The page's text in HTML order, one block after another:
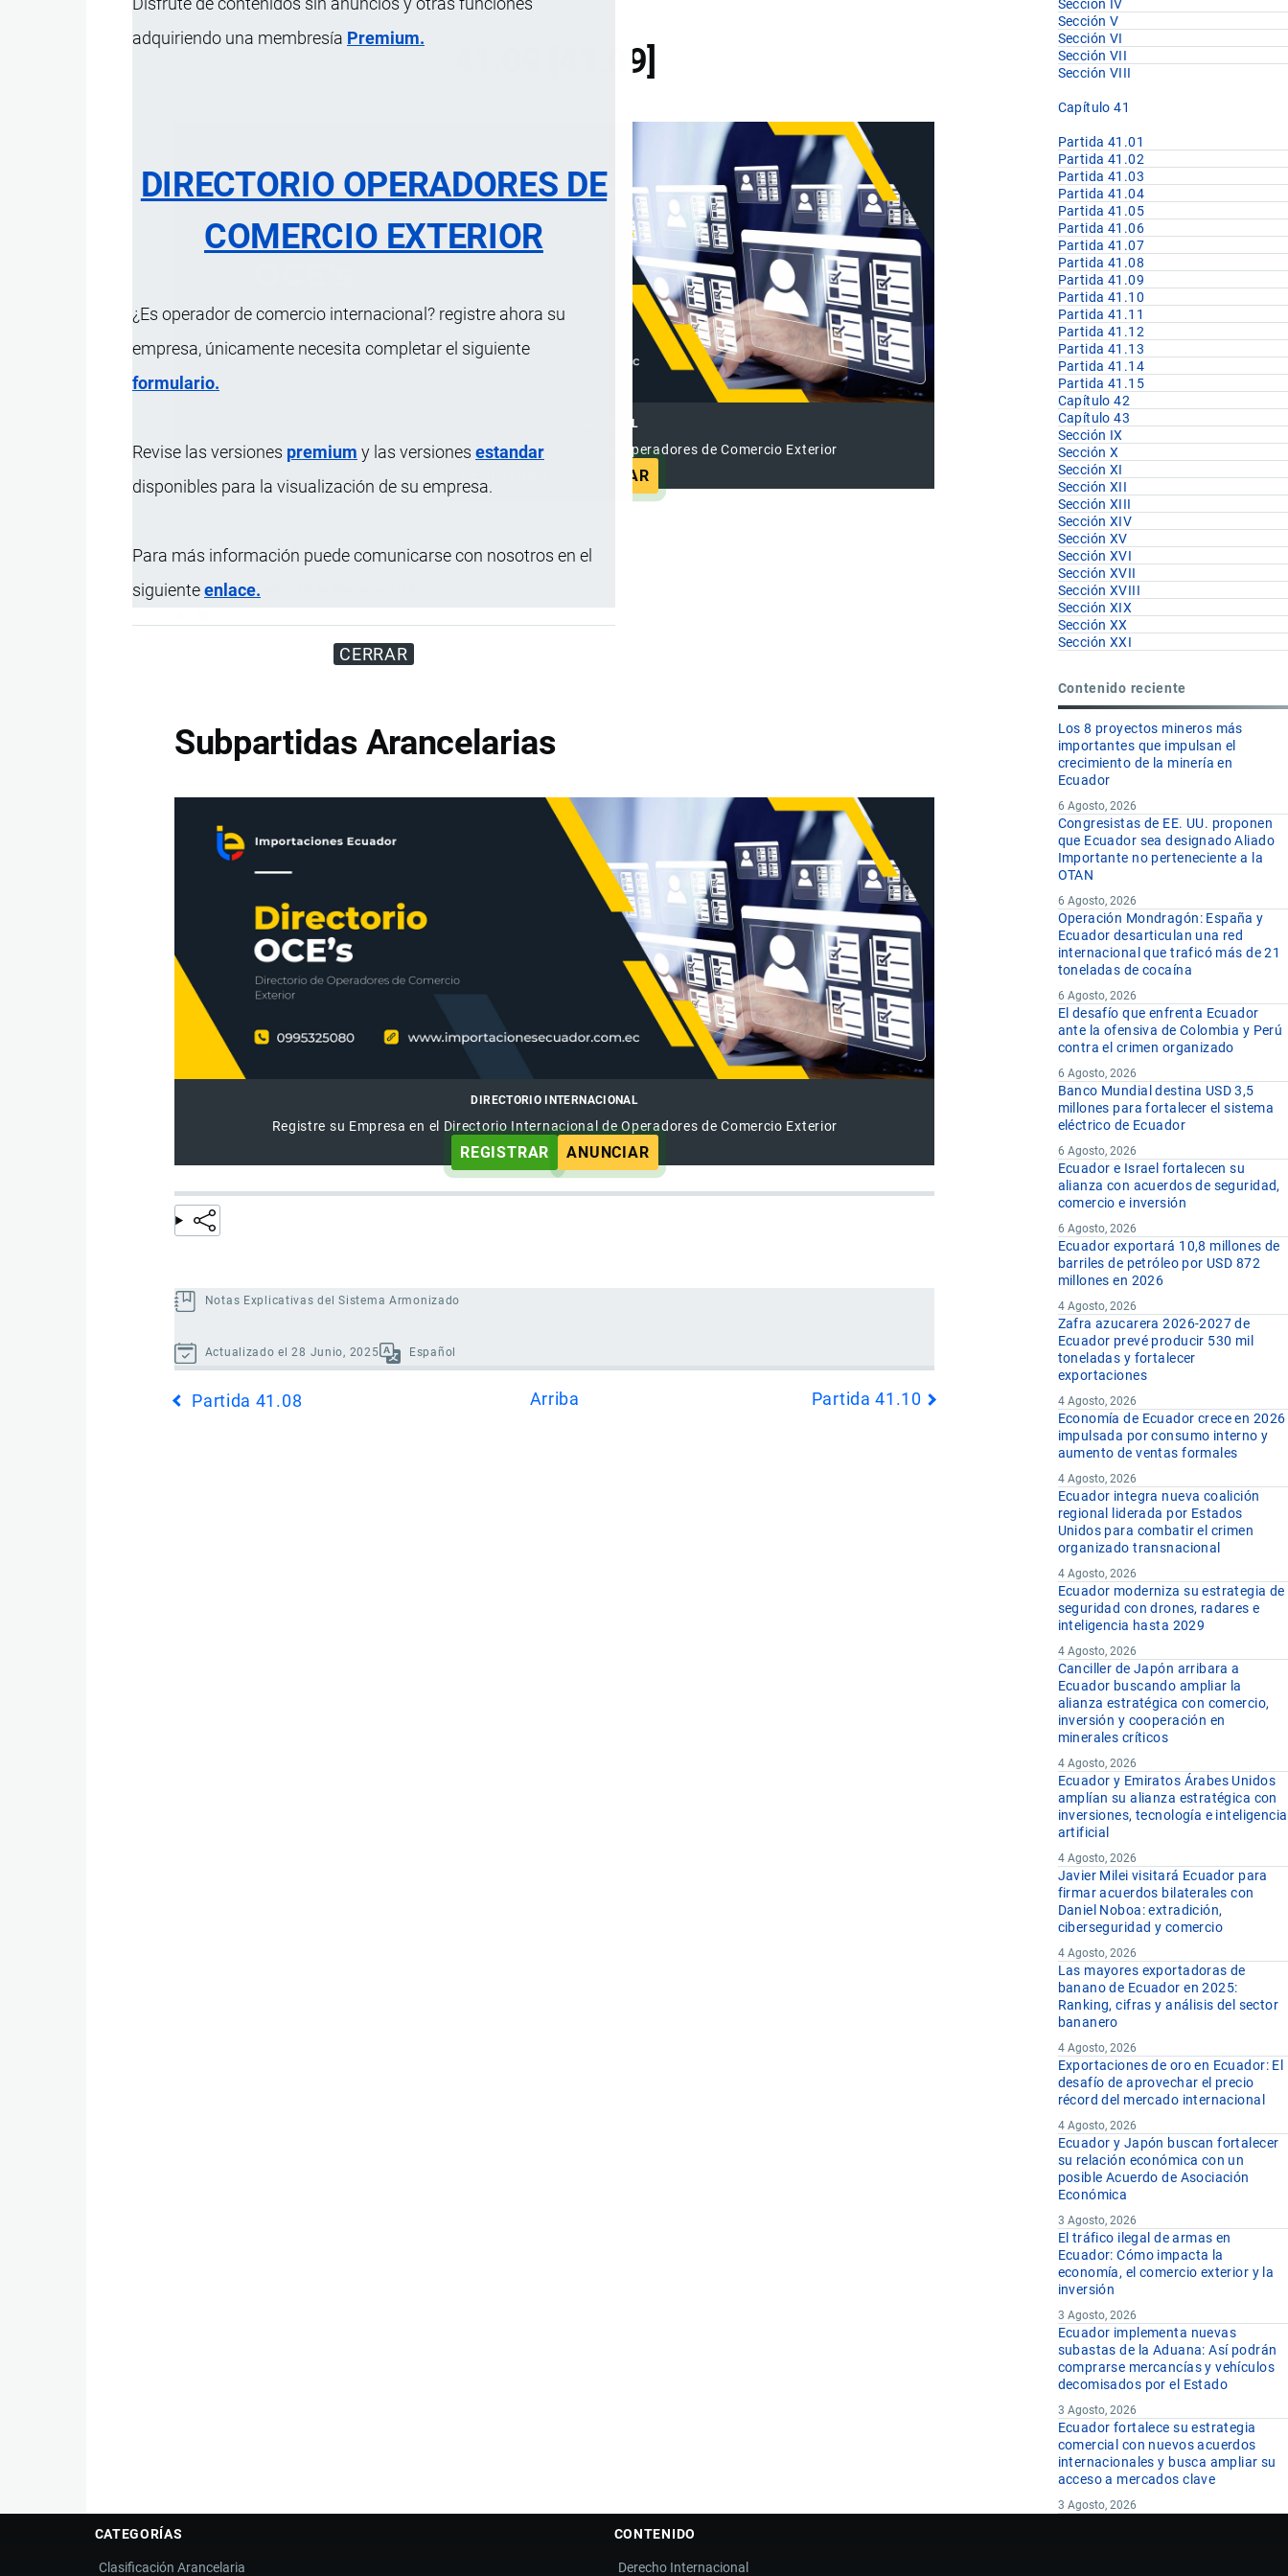
adquiriendo una membresía Premium.
DIRECTORIO OPERADORES DE
COMERCIO EXTERIOR
¿Es operador de comercio internacional? registre ahora su
empresa, únicamente necesita completar el siguiente
formulario.
Revise las versiones premium y las versiones estandar
disponibles para la visualización de su empresa.
Para más información puede comunicarse con nosotros en el
siguienteenlace.
CERRAR
41.09 [41.09]
DIRECTORIO INTERNACIONAL
Registre su Empresa en el Directorio Internacional de Operadores de Comercio Exterior
ANUNCIAR
CódigoDesignación de la Mercancía
Subpartidas Arancelarias
DIRECTORIO INTERNACIONAL
Registre su Empresa en el Directorio Internacional de Operadores de Comercio Exterior
REGISTRAR ANUNCIAR
Notas Explicativas del Sistema Armonizado
Actualizado el 28 Junio, 2025 Español
transversales
Partida 41.08 Arriba Partida 41.10
Sección IV
Sección V
Sección VI
Sección VII
Sección VIII
Capítulo 41
Partida 41.01
Partida 41.02
Partida 41.03
Partida 41.04
Partida 41.05
Partida 41.06
Partida 41.07
Partida 41.08
Partida 41.09
Partida 41.10
Partida 41.11
Partida 41.12
Partida 41.13
Partida 41.14
Partida 41.15
Capítulo 42
Capítulo 43
Sección IX
Sección X
Sección XI
Sección XII
Sección XIII
Sección XIV
Sección XV
Sección XVI
Sección XVII
Sección XVIII
Sección XIX
Sección XX
Sección XXI
Contenido reciente
Los 8 proyectos mineros más
importantes que impulsan el
crecimiento de la minería en
Ecuador
6 Agosto, 2026
Congresistas de EE. UU. proponen
que Ecuador sea designado Aliado
Importante no perteneciente a la
OTAN
6 Agosto, 2026
Operación Mondragón: España y
Ecuador desarticulan una red
internacional que traficó más de 21
toneladas de cocaína
6 Agosto, 2026
El desafío que enfrenta Ecuador
ante la ofensiva de Colombia y Perú
contra el crimen organizado
6 Agosto, 2026
Banco Mundial destina USD 3,5
millones para fortalecer el sistema
eléctrico de Ecuador
6 Agosto, 2026
Ecuador e Israel fortalecen su
alianza con acuerdos de seguridad,
comercio e inversión
6 Agosto, 2026
Ecuador exportará 10,8 millones de
barriles de petróleo por USD 872
millones en 2026
4 Agosto, 2026
Zafra azucarera 2026-2027 de
Ecuador prevé producir 530 mil
toneladas y fortalecer
exportaciones
4 Agosto, 2026
Economía de Ecuador crece en 2026
impulsada por consumo interno y
aumento de ventas formales
4 Agosto, 2026
Ecuador integra nueva coalición
regional liderada por Estados
Unidos para combatir el crimen
organizado transnacional
4 Agosto, 2026
Ecuador moderniza su estrategia de
seguridad con drones, radares e
inteligencia hasta 2029
4 Agosto, 2026
Canciller de Japón arribara a
Ecuador buscando ampliar la
alianza estratégica con comercio,
inversión y cooperación en
minerales críticos
4 Agosto, 2026
Ecuador y Emiratos Árabes Unidos
amplían su alianza estratégica con
inversiones, tecnología e inteligencia
artificial
4 Agosto, 2026
Javier Milei visitará Ecuador para
firmar acuerdos bilaterales con
Daniel Noboa: extradición,
ciberseguridad y comercio
4 Agosto, 2026
Las mayores exportadoras de
banano de Ecuador en 2025:
Ranking, cifras y análisis del sector
bananero
4 Agosto, 2026
Exportaciones de oro en Ecuador: El
desafío de aprovechar el precio
récord del mercado internacional
4 Agosto, 2026
Ecuador y Japón buscan fortalecer
su relación económica con un
posible Acuerdo de Asociación
Económica
3 Agosto, 2026
El tráfico ilegal de armas en
Ecuador: Cómo impacta la
economía, el comercio exterior y la
inversión
3 Agosto, 2026
Ecuador implementa nuevas
subastas de la Aduana: Así podrán
comprarse mercancías y vehículos
decomisados por el Estado
3 Agosto, 2026
Ecuador fortalece su estrategia
comercial con nuevos acuerdos
internacionales y busca ampliar su
acceso a mercados clave
3 Agosto, 2026
CATEGORÍAS
Clasificación Arancelaria
CONTENIDO
Derecho Internacional